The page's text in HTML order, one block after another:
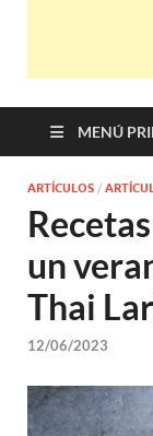
MENÚ
ARTÍCULOS /
un
Thai
12/06/2023